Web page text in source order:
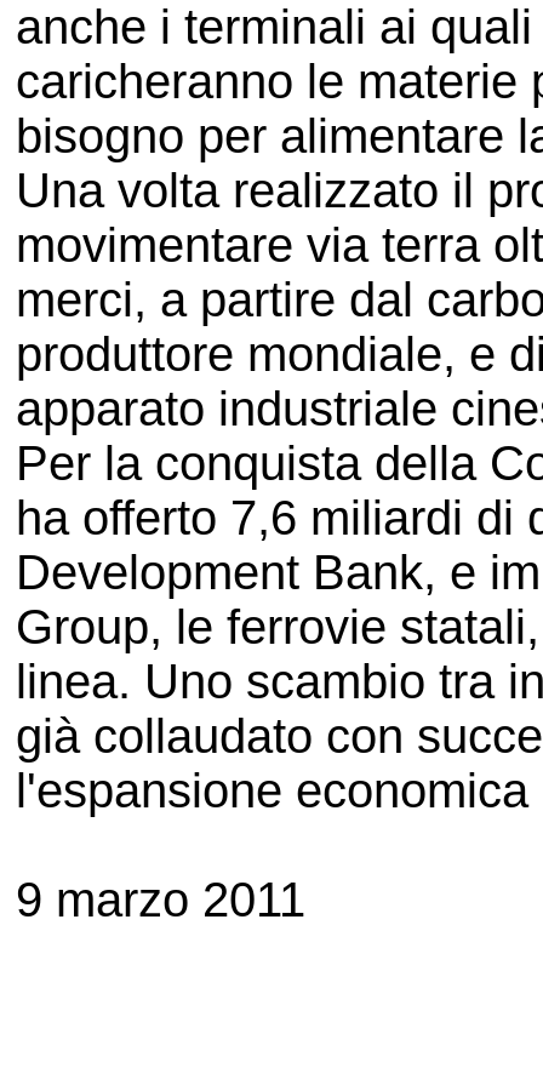
anche i terminali ai
caricheranno le materie
bisogno per alimentare
Una volta realizzato il
movimentare via terra
merci, a partire dal
produttore mondiale, e
apparato industriale
Per la conquista della
ha offerto 7,6 miliardi di
Development Bank, e
Group, le ferrovie
linea. Uno scambio tra
già collaudato con
l'espansione
9 marzo 2011